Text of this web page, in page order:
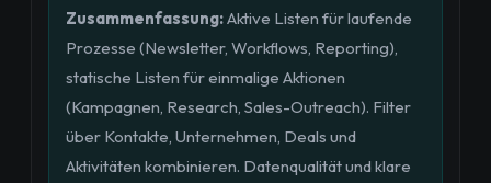
Zusammenfassung:Aktive Listen für laufende
Prozesse (Newsletter, Workflows, Reporting),
statische Listen für einmalige Aktionen
(Kampagnen, Research, Sales-Outreach). Filter
über Kontakte, Unternehmen, Deals und
Aktivitäten kombinieren. Datenqualität und klare